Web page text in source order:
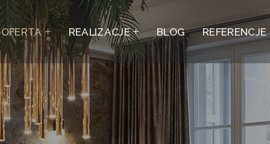
OFERTA REALIZACJE BLOG REFERENCJE